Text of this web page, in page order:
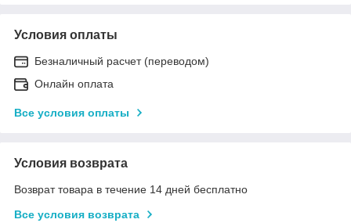
Условия оплаты
Безналичный расчет (переводом)
Онлайн оплата
Все условия оплаты
Условия возврата
Возврат товара в течение 14 дней бесплатно
Все условия возврата